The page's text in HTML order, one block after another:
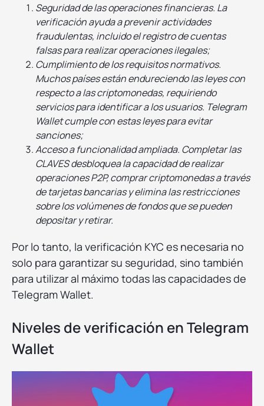
Seguridad de las operaciones financieras. La
verificación ayuda a prevenir actividades
fraudulentas, incluido el registro de cuentas
falsas para realizar operaciones ilegales;
Cumplimiento de los requisitos normativos.
Muchos países están endureciendo las leyes con
respecto a las criptomonedas, requiriendo
servicios para identificar a los usuarios. Telegram
Wallet cumple con estas leyes para evitar
sanciones;
Acceso a funcionalidad ampliada. Completar las
CLAVES desbloquea la capacidad de realizar
operaciones P2P, comprar criptomonedas a través
de tarjetas bancarias y elimina las restricciones
sobre los volúmenes de fondos que se pueden
depositar y retirar.
Por lo tanto, la verificación KYC es necesaria no
solo para garantizar su seguridad, sino también
para utilizar al máximo todas las capacidades de
Telegram Wallet.
Niveles de verificación en Telegram
Wallet